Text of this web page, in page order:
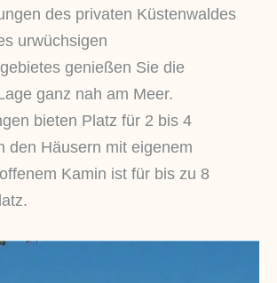
des privaten Küstenwaldes
urwüchsigen
genießen Sie die
ganz nah am Meer.
bieten Platz für 2 bis 4
den Häusern mit eigenem
Kamin ist für bis zu 8